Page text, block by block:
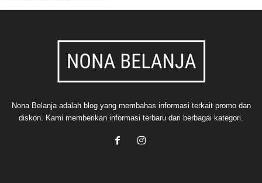
Nona Belanja adalah blog yang membahas informasi terkait promo dan
diskon. Kami memberikan informasi terbaru dari berbagai kategori.